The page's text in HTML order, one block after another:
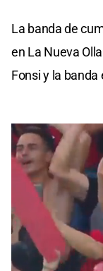
La banda de
en La Nueva
Fonsi y la